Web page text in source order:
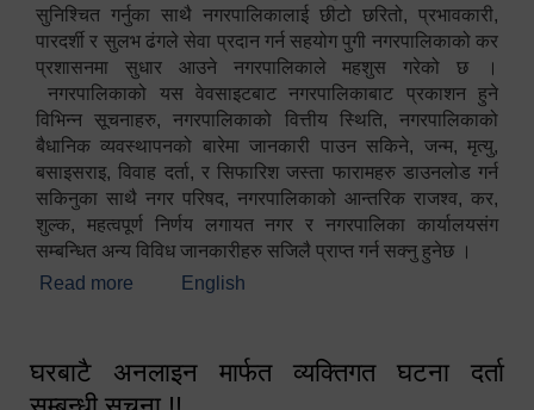
सुनिश्चित गर्नुका साथै नगरपालिकालाई छीटो छरितो, प्रभावकारी,
पारदर्शी र सुलभ ढंगले सेवा प्रदान गर्न सहयोग पुगी नगरपालिकाको कर
प्रशासनमा सुधार आउने नगरपालिकाले महशुस गरेको छ ।
नगरपालिकाको यस वेवसाइटबाट नगरपालिकाबाट प्रकाशन हुने
विभिन्न सूचनाहरु, नगरपालिकाको वित्तीय स्थिति, नगरपालिकाको
बैधानिक व्यवस्थापनको बारेमा जानकारी पाउन सकिने, जन्म, मृत्यु,
बसाइसराइ, विवाह दर्ता, र सिफारिश जस्ता फारामहरु डाउनलोड गर्न
सकिनुका साथै नगर परिषद, नगरपालिकाको आन्तरिक राजश्व, कर,
शुल्क, महत्वपूर्ण निर्णय लगायत नगर र नगरपालिका कार्यालयसंग
सम्बन्धित अन्य विविध जानकारीहरु सजिलै प्राप्त गर्न सक्नु हुनेछ ।
Read more about स्वागतम!!!
English
घरबाटै अनलाइन मार्फत व्यक्तिगत घटना दर्ता